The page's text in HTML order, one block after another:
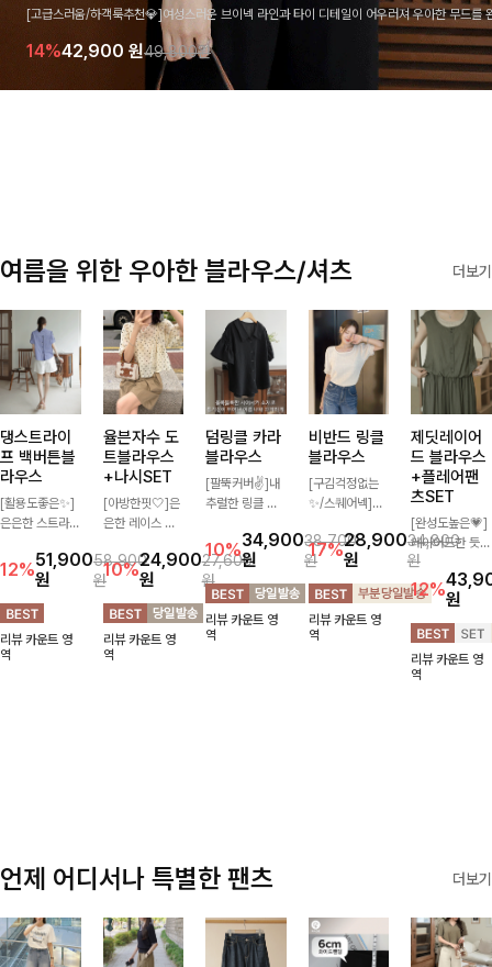
[고급스러움/하객룩추천💎]여성스러운 브이넥 라인과 타이 디테일이 어우러져 우아한 무드를
라우스 🤍 여유로운 7부 소매로 편안하게 착용되며 데일리룩부터 출근룩, 하객룩까지 세련된
기 좋은 아이템이에요
14%42,900 원49,800원
여름을 위한 우아한 블라우스/셔츠 더보기
댕스트라이
프 백버튼블
라우스
[활용도좋은✨]
은은한 스트라이
져 심플한 코디
에도 세련된 포
인트를 더해드리
며 깔끔한 스트
라이프 디테일로
유행 없이 오래
12%51,900
원
58,900
원
리뷰 카운트 영
역
율븐자수 도
트블라우스
+나시SET
[아방한핏🤍]은
은한 레이스 자
으로 사랑스러운
감성 가득 담았
으며 나시 세트
구성으로 이너
걱정없이 손쉽게
코디 가능한 블
10%24,900
원
27,600
원
리뷰 카운트 영
역
덤링클 카라
블라우스
[팔뚝커버✌]내
추럴한 링클 텍
있게 입어지는
블라우스🖤 브
이넥 카라 디자
인에 여유로운
소매핏 더해져
여리하면서도 시
10%34,900
원
38,700
원
리뷰 카운트 영
역
비반드 링클
블라우스
[구김걱정없는
✨/스퀘어넥]입
엠보 텍스처가
돋보이는 블라우
스- 여유로운 실
루엣과 물결 짜
임 소매 디테일
이 더해져 편안
17%28,900
원
34,800
원
리뷰 카운트 영
역
제딧레이어
드 블라우스
+플레어팬
츠SET
[완성도높은💗]
레이어드한 듯
자연스러운 나시
와 버튼 원피스
가 함께 구성된
세트 아이템입니
다. 코디 고민 없
이 한 벌만으로
도 내추럴하면서
12%원
리뷰 카운트 영
역
언제 어디서나 특별한 팬츠 더보기